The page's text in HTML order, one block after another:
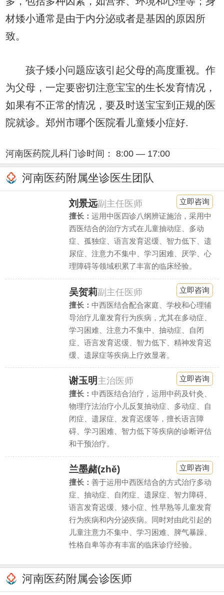
材矮小通常是由于内分泌或者是基因的原因所
致。
孩子矮小问题应该引起父母的高度重视。作
为父母，一定要密切注意宝宝的生长发育情况，
如果有不正常的情况，要及时送宝宝到正规的医
院就诊。郑州市哪个医院看儿童矮小症好.
河南医药院儿科门诊时间： 8:00 — 17:00
河南医药附属坐诊医生团队
刘景远副主任医师
擅长： 运用中医四诊八纲辨证施治，采用中
西医结合的治疗方式在儿童抽动症、多动
症、孤独症、语言发育迟缓、智力低下、遗
尿症、注意力不集中、学习困难、厌学、心
理障碍等领域积累了丰富的临床经验。
立即咨询
吴贺莉副主任医师
擅长： 中西医结合配合家庭、学校和心理辅
导治疗儿童发育行为疾病，尤其在多动症、
学习困难、注意力不集中、抽动症、自闭
症、语言发育迟缓、智力低下、精神发育迟
缓、遗尿症等疾病上疗效显著。
立即咨询
谢玉明 主治医师
擅长： 中西医结合治疗，运用中药及针灸、
物理疗法治疗小儿反复抽动症、多动症、自
闭症、遗尿症、发育迟缓等，擅长语言障
碍、学习困难、智力低下等疾病的诊断评估
和干预治疗。
立即咨询
兰墨赭(zhě)
擅长： 善于运用中西医结合的方式治疗多动
症、抽动症、自闭症、遗尿症、智力障碍、
语言发育迟缓、矮小症、性早熟等儿童发育
行为疾病和内分泌疾病。同时对由此引起的
儿童注意力不集中、学习困难、脾气暴躁、
性格自卑等亦有丰富的临床诊疗经验。
立即咨询
河南医药附属会诊医师